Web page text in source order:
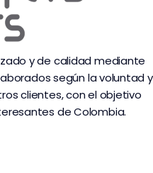
y de calidad mediante
según la voluntad y
clientes, con el objetivo
de Colombia.